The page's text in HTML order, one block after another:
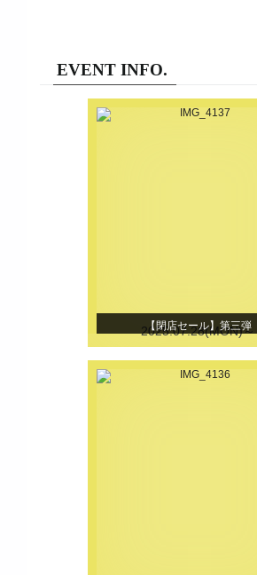
EVENT INFO.
【閉店セール】第三弾
2025.07.28(MON)～